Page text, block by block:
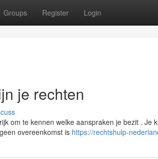
Groups Register Login
je rechten
om te kennen welke aanspraken je bezit . Je
overeenkomst is https://rechtshulp-